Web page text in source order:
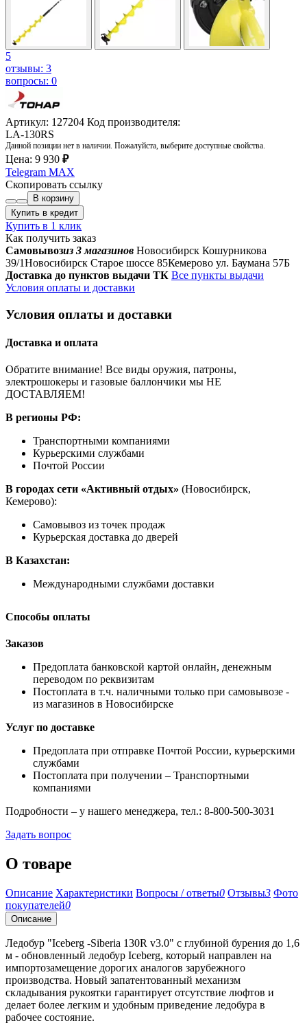
5
отзывы: 3
вопросы: 0
Артикул: 127204 Код производителя:
LA-130RS
Данной позиции нет в наличии. Пожалуйста, выберите доступные свойства.
Цена: 9 930 ₽
Telegram MAX
Скопировать ссылку
В корзину
Купить в кредит
Купить в 1 клик
Как получить заказ
Самовывозиз 3 магазинов Новосибирск Кошурникова
39/1Новосибирск Старое шоссе 85Кемерово ул. Баумана 57Б
Доставка до пунктов выдачи ТК Все пункты выдачи
Условия оплаты и доставки
Условия оплаты и доставки
Доставка и оплата
Обратите внимание! Все виды оружия, патроны,
электрошокеры и газовые баллончики мы НЕ
ДОСТАВЛЯЕМ!
В регионы РФ:
Транспортными компаниями
Курьерскими службами
Почтой России
В городах сети «Активный отдых» (Новосибирск,
Кемерово):
Самовывоз из точек продаж
Курьерская доставка до дверей
В Казахстан:
Международными службами доставки
Способы оплаты
Заказов
Предоплата банковской картой онлайн, денежным
переводом по реквизитам
Постоплата в т.ч. наличными только при самовывозе -
из магазинов в Новосибирске
Услуг по доставке
Предоплата при отправке Почтой России, курьерскими
службами
Постоплата при получении – Транспортными
компаниями
Подробности – у нашего менеджера, тел.: 8-800-500-3031
Задать вопрос
О товаре
Описание Характеристики Вопросы / ответы0 Отзывы3 Фото
покупателей0
Описание
Ледобур "Iceberg -Siberia 130R v3.0" с глубиной бурения до 1,6
м - обновленный ледобур Iceberg, который направлен на
импортозамещение дорогих аналогов зарубежного
производства. Новый запатентованный механизм
складывания рукоятки гарантирует отсутствие люфтов и
делает более легким и удобным приведение ледобура в
рабочее состояние.